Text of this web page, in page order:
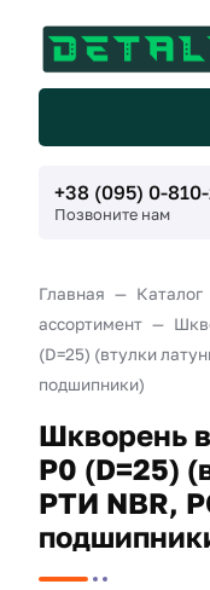
+38 (095) 0-
Позвоните нам
Главная Каталог
ассортимент
(D=25) (втулки
подшипники)
Шкворень
Р0 (D=25)
РТИ NBR,